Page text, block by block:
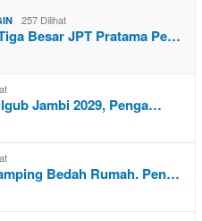
257 Dilihat
Besar JPT Pratama Pe…
Jambi 2029, Penga…
Bedah Rumah. Pen…